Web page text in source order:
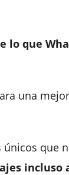
lo que
una
que
incluso